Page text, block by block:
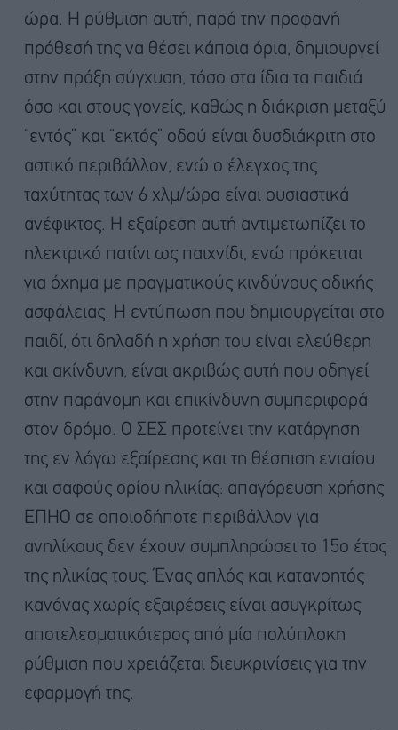
ώρα. Η ρύθμιση αυτή, παρά την προφανή
πρόθεσή της να θέσει κάποια όρια, δημιουργεί
στην πράξη σύγχυση, τόσο στα ίδια τα παιδιά
όσο και στους γονείς, καθώς η διάκριση μεταξύ
“εντός” και “εκτός” οδού είναι δυσδιάκριτη στο
αστικό περιβάλλον, ενώ ο έλεγχος της
ταχύτητας των 6 χλμ/ώρα είναι ουσιαστικά
ανέφικτος. Η εξαίρεση αυτή αντιμετωπίζει το
ηλεκτρικό πατίνι ως παιχνίδι, ενώ πρόκειται
για όχημα με πραγματικούς κινδύνους οδικής
ασφάλειας. Η εντύπωση που δημιουργείται στο
παιδί, ότι δηλαδή η χρήση του είναι ελεύθερη
και ακίνδυνη, είναι ακριβώς αυτή που οδηγεί
στην παράνομη και επικίνδυνη συμπεριφορά
στον δρόμο. Ο ΣΕΣ προτείνει την κατάργηση
της εν λόγω εξαίρεσης και τη θέσπιση ενιαίου
και σαφούς ορίου ηλικίας: απαγόρευση χρήσης
ΕΠΗΟ σε οποιοδήποτε περιβάλλον για
ανηλίκους δεν έχουν συμπληρώσει το 15ο έτος
της ηλικίας τους. Ένας απλός και κατανοητός
κανόνας χωρίς εξαιρέσεις είναι ασυγκρίτως
αποτελεσματικότερος από μία πολύπλοκη
ρύθμιση που χρειάζεται διευκρινίσεις για την
εφαρμογή της.